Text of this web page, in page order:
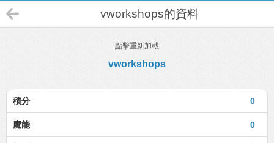
vworkshops的資料
點擊重新加載
vworkshops
0
積分
0
魔能